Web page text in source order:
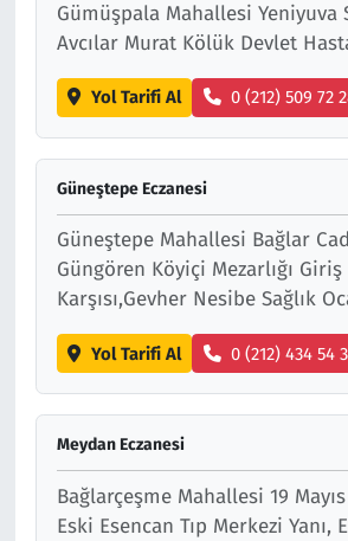
Gümüşpala Mahallesi Yeniyuva
Avcılar Murat Kölük Devlet
Yol Tarifi Al 0 (212) 509 72
Güneştepe Eczanesi
Güneştepe Mahallesi Bağlar
Güngören Köyiçi Mezarlığı Giriş
Karşısı,Gevher Nesibe Sağlık
Yol Tarifi Al 0 (212) 434 54
Meydan Eczanesi
Bağlarçeşme Mahallesi 19
Eski Esencan Tıp Merkezi Yanı,